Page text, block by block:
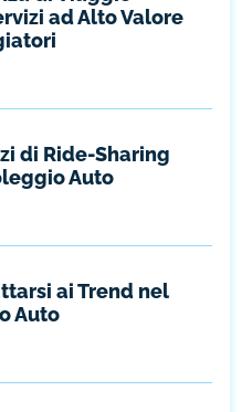
ad Alto Valore
di Ride-Sharing
Auto
ai Trend nel
Auto